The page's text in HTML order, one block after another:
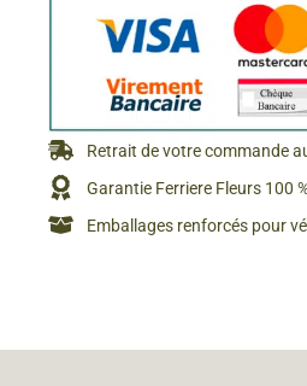
Retrait de votre commande
Garantie Ferriere Fleurs 100
Emballages renforcés pour